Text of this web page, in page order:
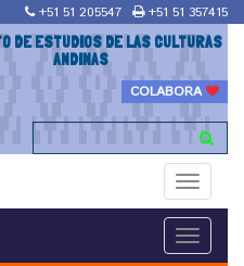
+51 51 205547 +51 51 357415
DE ESTUDIOS DE LAS CULTURAS
ANDINAS
COLABORA
Toggle
Toggle